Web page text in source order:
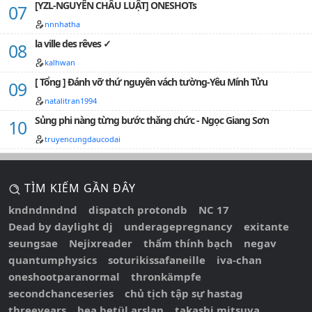
[YZL-NGUYÊN CHÂU LUẬT] ONESHOTs
nnnhatha
la ville des rêves ✓
kalhwan
[ Tổng ] Đánh vỡ thứ nguyên vách tường-Yêu Mính Tửu
natalitran1994
Sủng phi nàng từng bước thăng chức - Ngọc Giang Sơn
truyencungdaucodai
TÌM KIẾM GẦN ĐÂY
kndndnndnd dispatch protondb
NC 17
Dead by daylight dj
underagepregnancy
exitante
seungsae
Nejixreader thẩm thính bạch
negav
quantumphysics
soturikissafaneille
iva-chan
oneshootparanormal
thronkämpfe
secondchanceseries
chủ tịch tập sự hastag